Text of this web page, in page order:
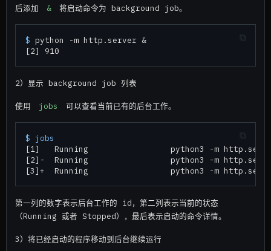
后添加
& 将启动命令为 background job。
$ python -m http.server &
2）显示 background job 列表
使用 jobs 可以查看当前已有的后台工作。
$ jobs
[1]   Running                 python3 -m
[2]-  Running                 python3 -m
第一列的数字表示后台工作的 id，第二列表示当前的状态
（Running 或者 Stopped），最后表示启动的命令详情。
3）将已经启动的程序移动到后台继续运行